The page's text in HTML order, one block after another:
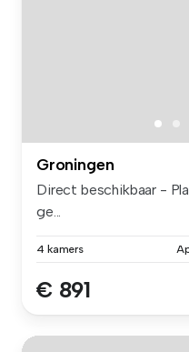
Groningen
Direct beschikbaar -
ge...
4 kamers
€ 891